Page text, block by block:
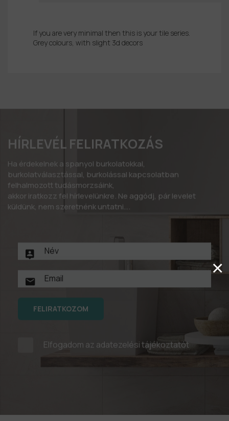
If you are very minimal then this is your tile series.
Grey colours, with slight 3d decors
HÍRLEVÉL FELIRATKOZÁS
Ha érdekelnek a spanyol burkolatokkal,
burkolatválasztással, burkolással kapcsolatban
felhalmozott tudásmorzsáink,
akkor iratkozz fel hírlevelünkre. Ne aggódj, pár levelet
küldünk, nem szeretnénk untatni….
FELIRATKOZOM
Elfogadom az adatezelési tájékoztatót
×